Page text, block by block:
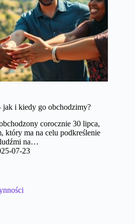
i kiedy go obchodzimy?
corocznie 30 lipca,
który ma na celu podkreślenie
ludźmi na…
07-23